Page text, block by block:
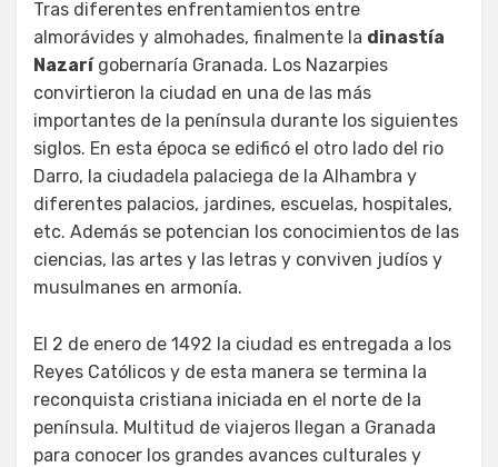
Tras diferentes enfrentamientos entre
almorávides y almohades, finalmente la dinastía
Nazarígobernaría Granada. Los Nazarpies
convirtieron la ciudad en una de las más
importantes de la península durante los siguientes
siglos. En esta época se edificó el otro lado del rio
Darro, la ciudadela palaciega de la Alhambra y
diferentes palacios, jardines, escuelas, hospitales,
etc. Además se potencian los conocimientos de las
ciencias, las artes y las letras y conviven judíos y
musulmanes en armonía.
El 2 de enero de 1492 la ciudad es entregada a los
Reyes Católicos y de esta manera se termina la
reconquista cristiana iniciada en el norte de la
península. Multitud de viajeros llegan a Granada
para conocer los grandes avances culturales y